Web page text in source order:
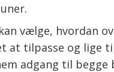
vælge, hvordan
tilpasse og lige
adgang til